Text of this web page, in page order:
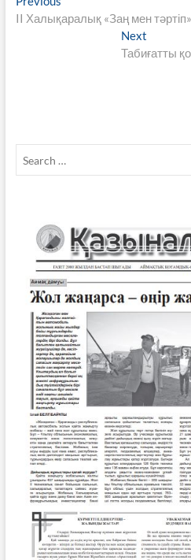
b er
s
A
p
gr
m
по
post:
II Халықаралық «Заң мен
Next
post:
Табиғатты